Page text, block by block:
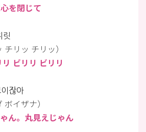
を閉じて
릿
チリッ チリッ）
ビリリ ビリリ
잖아
ボイザナ）
ん。丸見えじゃん